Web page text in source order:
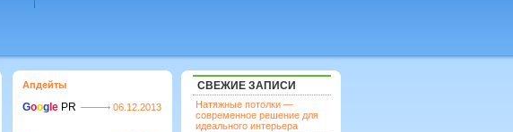
Апдейты
Goog le PR 06.12.2013
СВЕЖИЕ ЗАПИСИ
Натяжные потолки —
современное решение для
идеального интерьера